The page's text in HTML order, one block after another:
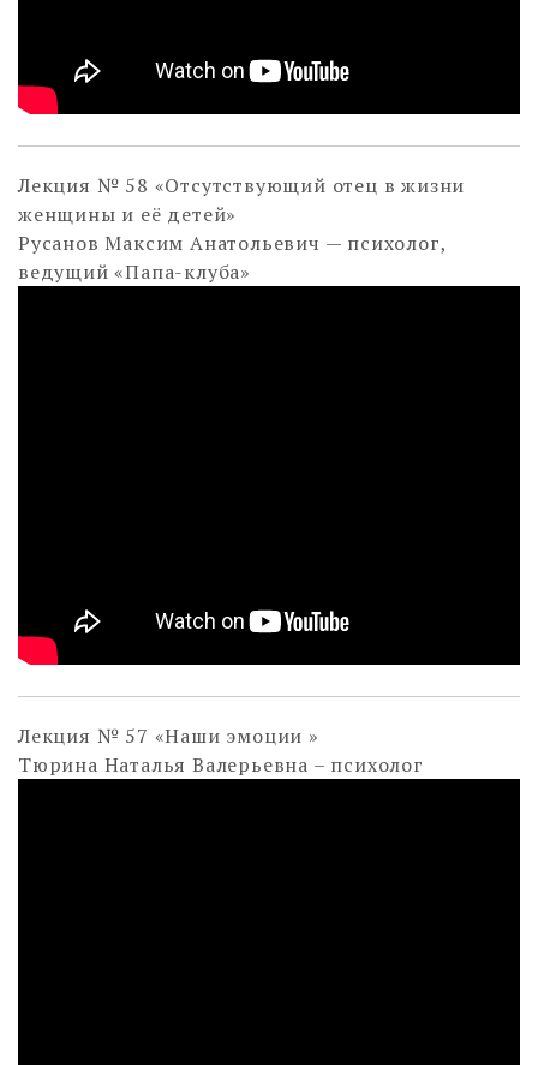
Лекция № 58 «Отсутствующий отец в жизни
женщины и её детей»
Русанов Максим Анатольевич — психолог,
ведущий «Папа-клуба»
Лекция № 57 «Наши эмоции »
Тюрина Наталья Валерьевна – психолог